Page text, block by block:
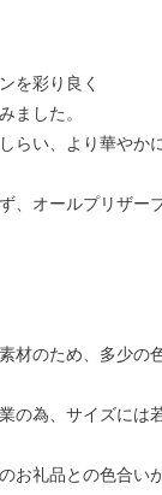
を彩り良く
ました。
らい、より華やかに
、オールプリザー
材のため、多少の
の為、サイズには
お礼品との色合い